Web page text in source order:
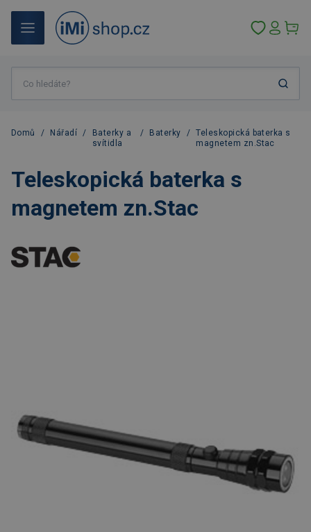
Domů / Nářadí /
Baterky a
svítidla
/ Baterky / Teleskopická baterka s
magnetem zn.Stac
Teleskopická baterka s
magnetem zn.Stac